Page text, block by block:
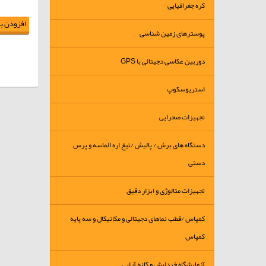
کره جغرافیایی
پوسترهای زمین شناسی
دوربین عکاسی دجیتالی با GPS
استریوسکوپ
تجهیزات صحرایی
دستگاه های برش / پالیش /تیغ اره الماسه و پرس
دستی
تجهیزات متالوژی و ابزار دقیق
کمپاس /قطب نماهای دجیتالی و مکانیکال و سه پایه
کمپاس
افزودن